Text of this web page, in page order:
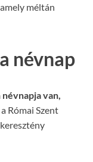
méltán
névnap
van,
Római Szent